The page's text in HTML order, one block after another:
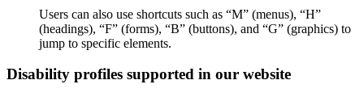
Users can also use shortcuts such as “M” (menus), “H”
(headings), “F” (forms), “B” (buttons), and “G” (graphics) to
jump to specific elements.
Disability profiles supported in our website